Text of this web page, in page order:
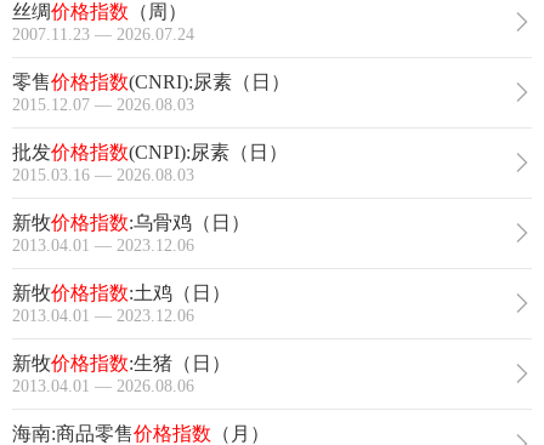
丝绸价格指数 （周）
2007.11.23 — 2026.07.24
零售价格指数(CNRI):尿素（日）
2015.12.07 — 2026.08.03
批发价格指数(CNPI):尿素（日）
2015.03.16 — 2026.08.03
新牧价格指数:乌骨鸡（日）
2013.04.01 — 2023.12.06
新牧价格指数:土鸡（日）
2013.04.01 — 2023.12.06
新牧价格指数:生猪（日）
2013.04.01 — 2026.08.06
海南:商品零售价格指数 （月）